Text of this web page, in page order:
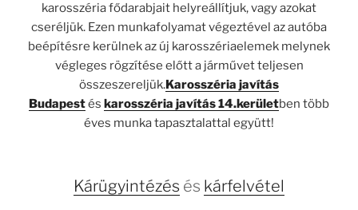
karosszéria fődarabjait helyreállítjuk, vagy azokat
cseréljük. Ezen munkafolyamat végeztével az autóba
beépítésre kerülnek az új karosszériaelemek melynek
végleges rögzítése előtt a járművet teljesen
összeszereljük.Karosszéria javítás
Budapestés karosszéria javítás 14.kerületben több
éves munka tapasztalattal együtt!
Kárügyintézés és kárfelvétel